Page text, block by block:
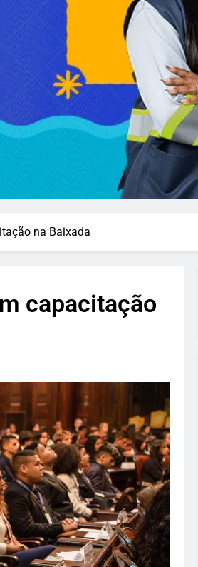
na Baixada
capacitação